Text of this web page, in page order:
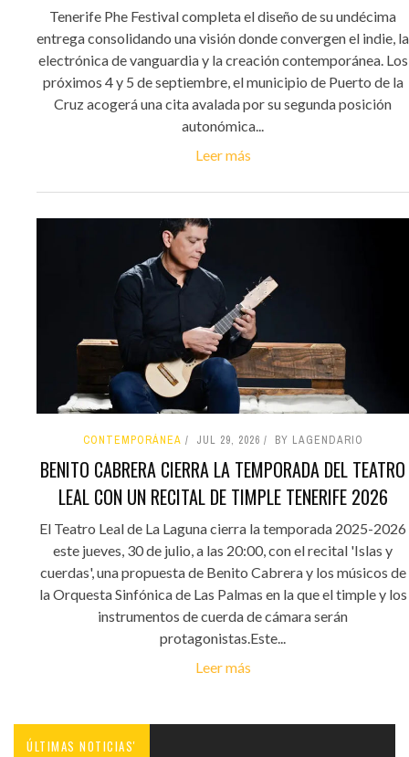
Tenerife Phe Festival completa el diseño de su undécima
entrega consolidando una visión donde convergen el indie, la
electrónica de vanguardia y la creación contemporánea. Los
próximos 4 y 5 de septiembre, el municipio de Puerto de la
Cruz acogerá una cita avalada por su segunda posición
autonómica...
Leer más
CONTEMPORÁNEA JUL 29, 2026 BY LAGENDARIO
BENITO CABRERA CIERRA LA TEMPORADA DEL TEATRO
LEAL CON UN RECITAL DE TIMPLE TENERIFE 2026
El Teatro Leal de La Laguna cierra la temporada 2025-2026
este jueves, 30 de julio, a las 20:00, con el recital 'Islas y
cuerdas', una propuesta de Benito Cabrera y los músicos de
la Orquesta Sinfónica de Las Palmas en la que el timple y los
instrumentos de cuerda de cámara serán
protagonistas.Este...
Leer más
ÚLTIMAS NOTICIAS'